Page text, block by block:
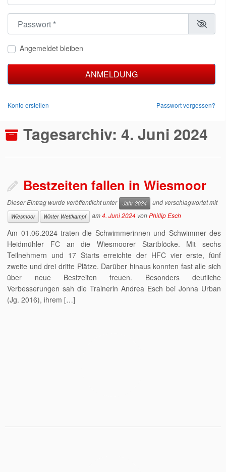
Angemeldet bleiben
ANMELDUNG
Konto erstellen Passwort vergessen?
Tagesarchiv: 4. Juni 2024
Bestzeiten fallen in Wiesmoor
Dieser Eintrag wurde veröffentlicht unter Jahr 2024 und verschlagwortet mit
Wiesmoor Winter Wettkampf am4. Juni 2024 vonPhillip Esch
Am 01.06.2024 traten die Schwimmerinnen und Schwimmer des
Heidmühler FC an die Wiesmoorer Startblöcke. Mit sechs
Teilnehmern und 17 Starts erreichte der HFC vier erste, fünf
zweite und drei dritte Plätze. Darüber hinaus konnten fast alle sich
über neue Bestzeiten freuen. Besonders deutliche
Verbesserungen sah die Trainerin Andrea Esch bei Jonna Urban
(Jg. 2016), ihrem […]